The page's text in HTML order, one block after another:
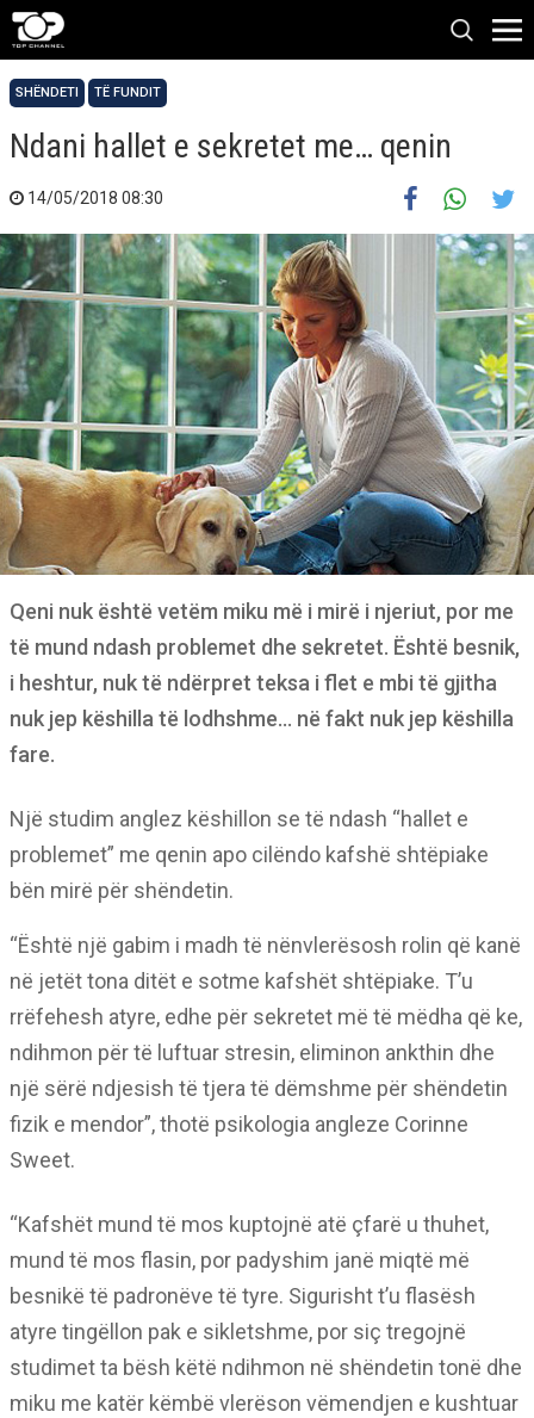
SHËNDETI TË FUNDIT
Ndani hallet e sekretet me… qenin
14/05/2018 08:30
Qeni nuk është vetëm miku më i mirë i njeriut, por me
të mund ndash problemet dhe sekretet. Është besnik,
i heshtur, nuk të ndërpret teksa i flet e mbi të gjitha
nuk jep këshilla të lodhshme… në fakt nuk jep këshilla
fare.
Një studim anglez këshillon se të ndash “hallet e
problemet” me qenin apo cilëndo kafshë shtëpiake
bën mirë për shëndetin.
“Është një gabim i madh të nënvlerësosh rolin që kanë
në jetët tona ditët e sotme kafshët shtëpiake. T’u
rrëfehesh atyre, edhe për sekretet më të mëdha që ke,
ndihmon për të luftuar stresin, eliminon ankthin dhe
një sërë ndjesish të tjera të dëmshme për shëndetin
fizik e mendor”, thotë psikologia angleze Corinne
Sweet.
“Kafshët mund të mos kuptojnë atë çfarë u thuhet,
mund të mos flasin, por padyshim janë miqtë më
besnikë të padronëve të tyre. Sigurisht t’u flasësh
atyre tingëllon pak e sikletshme, por siç tregojnë
studimet ta bësh këtë ndihmon në shëndetin tonë dhe
miku me katër këmbë vlerëson vëmendjen e kushtuar